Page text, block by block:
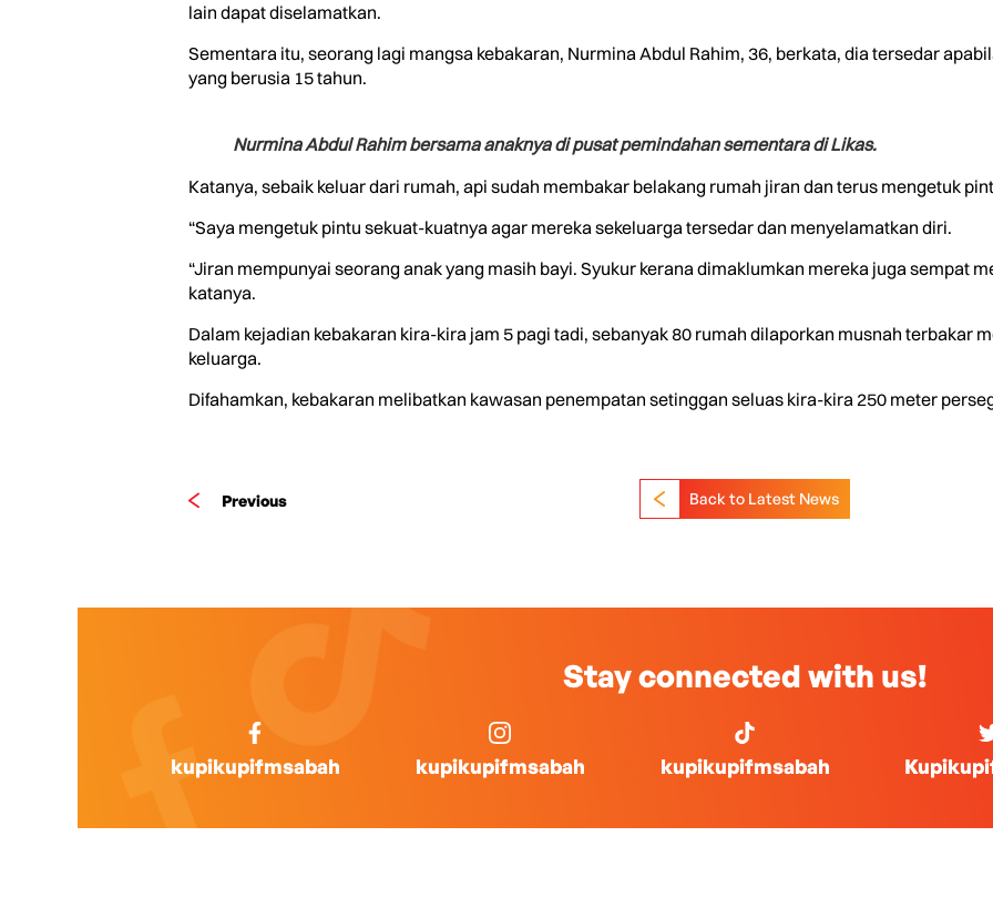
lain dapat diselamatkan.
Sementara itu, seorang lagi mangsa kebakaran, Nurmina Abdul Rahim, 36, berkata, dia tersedar
yang berusia 15 tahun.
Nurmina Abdul Rahim bersama anaknya di pusat pemindahan sementara di Likas.
Katanya, sebaik keluar dari rumah, api sudah membakar belakang rumah jiran dan terus mengetuk
“Saya mengetuk pintu sekuat-kuatnya agar mereka sekeluarga tersedar dan menyelamatkan diri.
“Jiran mempunyai seorang anak yang masih bayi. Syukur kerana dimaklumkan mereka juga sempat
katanya.
Dalam kejadian kebakaran kira-kira jam 5 pagi tadi, sebanyak 80 rumah dilaporkan musnah terbakar
keluarga.
Difahamkan, kebakaran melibatkan kawasan penempatan setinggan seluas kira-kira 250 meter
Previous Back to Latest News
Stay connected with us!
kupikupifmsabah kupikupifmsabah kupikupifmsabah